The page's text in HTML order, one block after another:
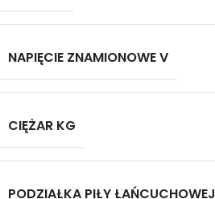
NAPIĘCIE ZNAMIONOWE V
CIĘŻAR KG
PODZIAŁKA PIŁY ŁAŃCUCHOWEJ